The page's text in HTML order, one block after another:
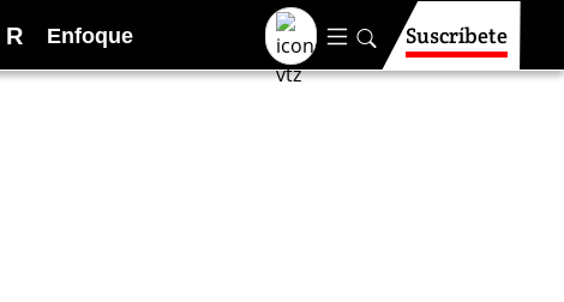
R Enfoque Suscríbete